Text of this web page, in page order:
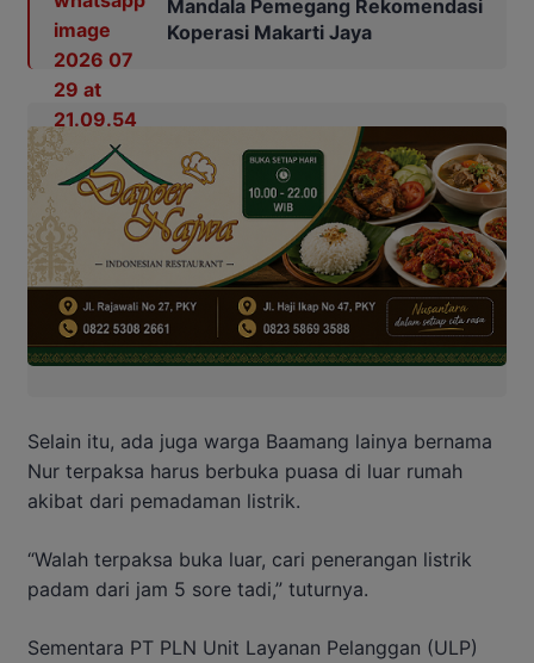
Mandala Pemegang Rekomendasi
Koperasi Makarti Jaya
Selain itu, ada juga warga Baamang lainya bernama
Nur terpaksa harus berbuka puasa di luar rumah
akibat dari pemadaman listrik.
“Walah terpaksa buka luar, cari penerangan listrik
padam dari jam 5 sore tadi,” tuturnya.
Sementara PT PLN Unit Layanan Pelanggan (ULP)